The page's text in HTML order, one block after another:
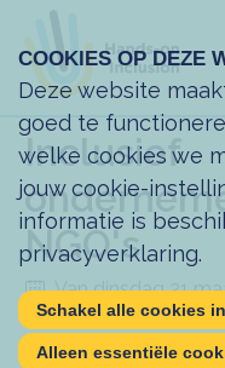
Inclusief
NGO's
Van dinsdag 21
donderdag 5
Hands-on
COOKIES OP DEZE
Deze website
goed te
welke cookies we
jouw cookie-
informatie is
privacyverklaring.
Schakel alle cookies in
Alleen essentiële